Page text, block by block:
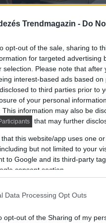
Trendmagazin - Do
opt-out of the sale, sharing to
for targeted advertising
selection. Please note that
interest-based ads based
to third parties prior to
of your personal
This information may also be
that may further
that this website/app uses one
but not limited to your
to Google and its third-party
consent section.
Data Processing Opt Outs
opt-out of the Sharing of my
vannak, olyannyira,
DETAILS